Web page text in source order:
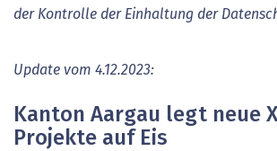
der Kontrolle der Einhaltung der
Update vom 4.12.2023:
Kanton Aargau legt neue
Projekte auf Eis